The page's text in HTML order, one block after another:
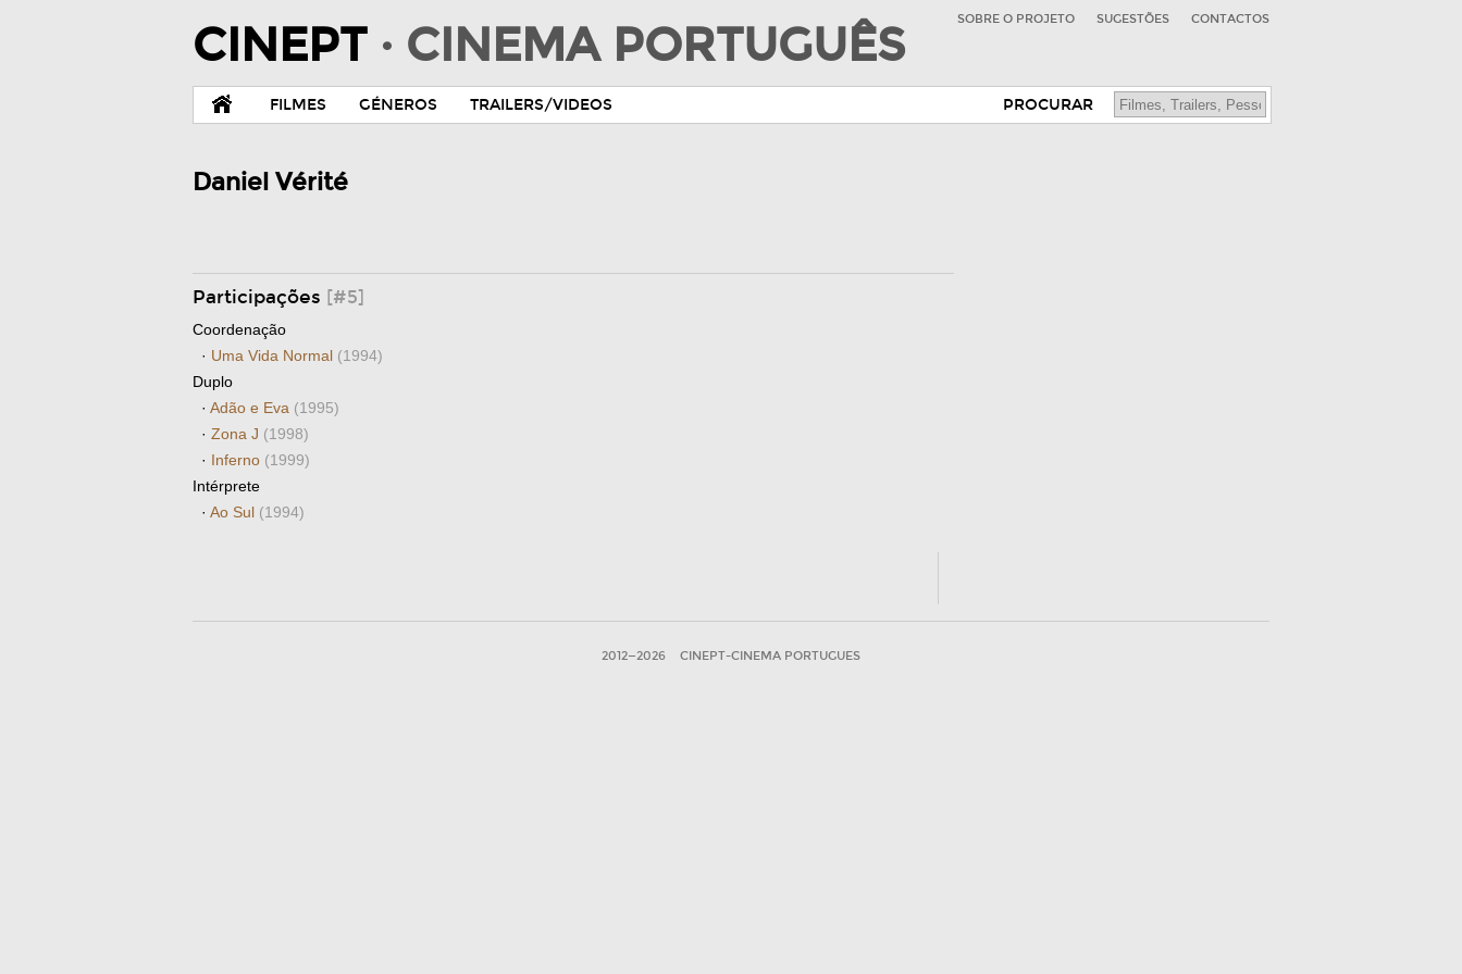
CINEPT · CINEMA PORTUGUÊS SOBRE O PROJETO SUGESTÕES CONTACTOS
FILMES GÉNEROS TRAILERS/VIDEOS PROCURAR
Daniel Vérité
Participações [#5]
Coordenação
· Uma Vida Normal (1994)
Duplo
· Adão e Eva (1995)
· Zona J (1998)
· Inferno (1999)
Intérprete
· Ao Sul (1994)
2012—2026 CINEPT-CINEMA PORTUGUES